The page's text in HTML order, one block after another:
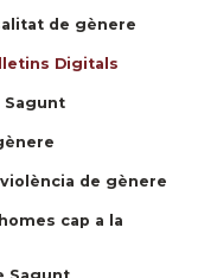
de gènere
Digitals
Sagunt
de gènere
cap a la